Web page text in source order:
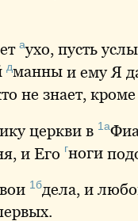
аухо, пусть
дманны и ему Я
не знает,
церкви в 1а
и Его гноги
1бдела, и